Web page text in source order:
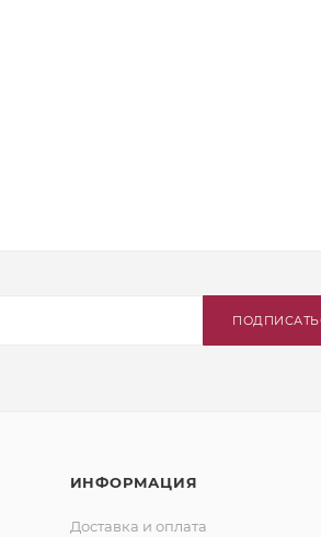
ИНФОРМАЦИЯ
Доставка и оплата